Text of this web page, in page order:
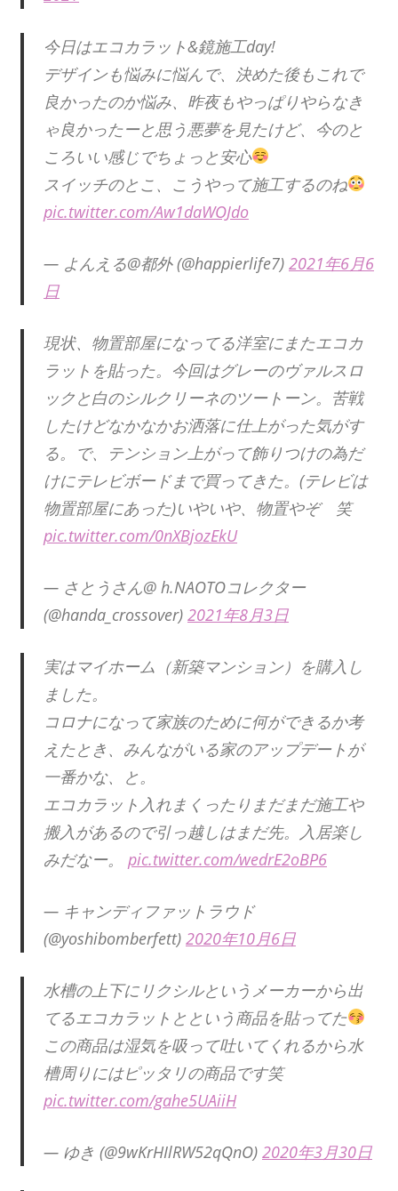
今日はエコカラット&鏡施工day!
デザインも悩みに悩んで、決めた後もこれで
良かったのか悩み、昨夜もやっぱりやらなき
ゃ良かったーと思う悪夢を見たけど、今のと
ころいい感じでちょっと安心
スイッチのとこ、こうやって施工するのね
pic.twitter.com/Aw1daWOJdo
— よんえる@都外 (@happierlife7) 2021年6月6
日
現状、物置部屋になってる洋室にまたエコカ
ラットを貼った。今回はグレーのヴァルスロ
ックと白のシルクリーネのツートーン。苦戦
したけどなかなかお洒落に仕上がった気がす
る。で、テンション上がって飾りつけの為だ
けにテレビボードまで買ってきた。(テレビは
物置部屋にあった)いやいや、物置やぞ 笑
pic.twitter.com/0nXBjozEkU
— さとうさん@ h.NAOTOコレクター
(@handa_crossover) 2021年8月3日
実はマイホーム（新築マンション）を購入し
ました。
コロナになって家族のために何ができるか考
えたとき、みんながいる家のアップデートが
一番かな、と。
エコカラット入れまくったりまだまだ施工や
搬入があるので引っ越しはまだ先。入居楽し
みだなー。 pic.twitter.com/wedrE2oBP6
— キャンディファットラウド
(@yoshibomberfett) 2020年10月6日
水槽の上下にリクシルというメーカーから出
てるエコカラットとという商品を貼ってた
この商品は湿気を吸って吐いてくれるから水
槽周りにはピッタリの商品です笑
pic.twitter.com/gahe5UAiiH
— ゆき (@9wKrHIlRW52qQnO) 2020年3月30日